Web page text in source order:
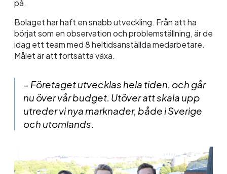
på.
Bolaget har haft en snabb utveckling. Från att ha
börjat som en observation och problemställning, är de
idag ett team med 8 heltidsanställda medarbetare.
Målet är att fortsätta växa.
– Företaget utvecklas hela tiden, och går
nu över vår budget. Utöver att skala upp
utreder vi nya marknader, både i Sverige
och utomlands.